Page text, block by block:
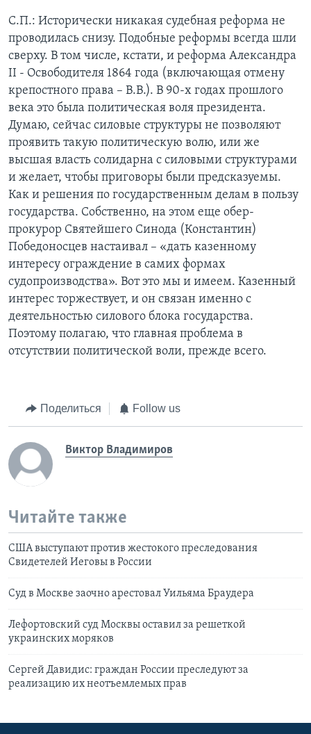
С.П.: Исторически никакая судебная реформа не
проводилась снизу. Подобные реформы всегда шли
сверху. В том числе, кстати, и реформа Александра
II - Освободителя 1864 года (включающая отмену
крепостного права – В.В.). В 90-х годах прошлого
века это была политическая воля президента.
Думаю, сейчас силовые структуры не позволяют
проявить такую политическую волю, или же
высшая власть солидарна с силовыми структурами
и желает, чтобы приговоры были предсказуемы.
Как и решения по государственным делам в пользу
государства. Собственно, на этом еще обер-
прокурор Святейшего Синода (Константин)
Победоносцев настаивал – «дать казенному
интересу ограждение в самих формах
судопроизводства». Вот это мы и имеем. Казенный
интерес торжествует, и он связан именно с
деятельностью силового блока государства.
Поэтому полагаю, что главная проблема в
отсутствии политической воли, прежде всего.
Поделиться Follow us
Виктор Владимиров
Читайте также
США выступают против жестокого преследования
Свидетелей Иеговы в России
Суд в Москве заочно арестовал Уильяма Браудера
Лефортовский суд Москвы оставил за решеткой
украинских моряков
Сергей Давидис: граждан России преследуют за
реализацию их неотъемлемых прав